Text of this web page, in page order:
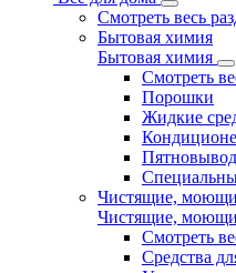
Смотреть весь
Бытовая химия
Бытовая химия
Смотреть
Порошки
Жидкие
Чистящие,
Чистящие,
Смотреть
Средства